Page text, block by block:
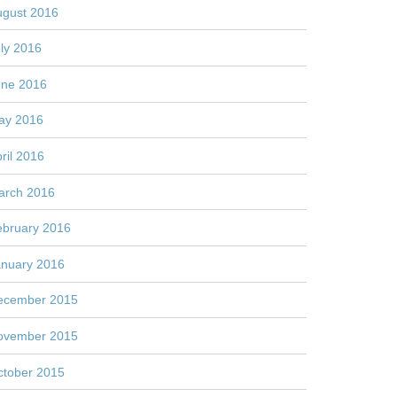
2016
2016
2016
2016
2016
2016
2016
2016
2015
2015
2015